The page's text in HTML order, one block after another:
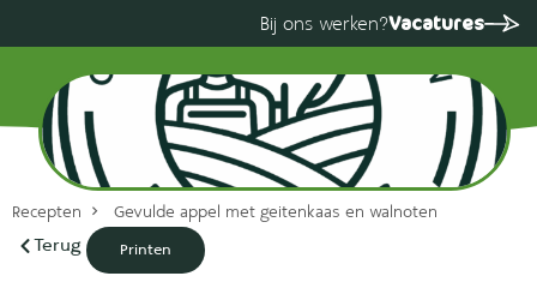
Bij ons werken?Vacatures
Recepten Gevulde appel met geitenkaas en walnoten
Terug Printen